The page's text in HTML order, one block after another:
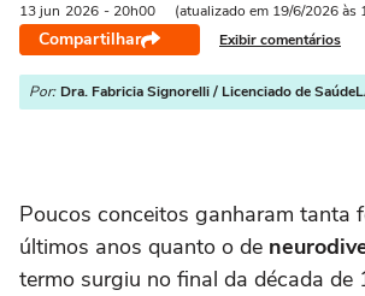
13 jun 2026 - 20h00 (atualizado em 19/6/2026 às
Compartilhar Exibir comentários
Por: Dra. Fabricia Signorelli / Licenciado de
Poucos conceitos ganharam tanta
últimos anos quanto o de
termo surgiu no final da década de